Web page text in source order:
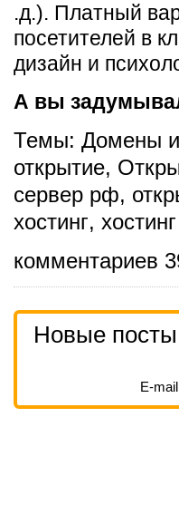
.д.). Платный
посетителей в
дизайн и
А вы
Темы: Домены и
открытие,
сервер рф,
хостинг,
комментариев
Новые посты
E-